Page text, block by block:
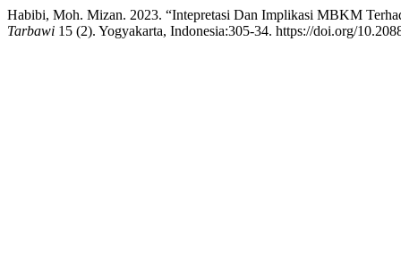
Habibi, Moh. Mizan. 2023. “Intepretasi Dan Implikasi MBKM
Tarbawi 15 (2). Yogyakarta, Indonesia:305-34. https://doi.org/